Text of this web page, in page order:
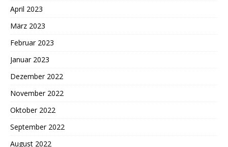
April 2023
März 2023
Februar 2023
Januar 2023
Dezember 2022
November 2022
Oktober 2022
September 2022
August 2022